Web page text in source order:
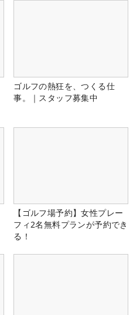
ゴルフの熱狂を、つくる仕
事。｜スタッフ募集中
【ゴルフ場予約】女性プレー
フィ2名無料プランが予約でき
る！